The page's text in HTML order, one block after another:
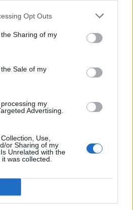
Opt Outs
Sharing of my
Sale of my
my
Advertising.
Use,
or Sharing of my
Unrelated with the
was collected.
08/26 16:53
το 2028
κρασιά με την
26|15:29
Διψήφια αύξηση εσόδων
ισχυρό ανεκτέλεστο
το πρώτο εξάμηνο